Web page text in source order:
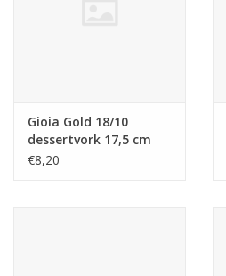
Gioia Gold 18/10
dessertvork 17,5 cm
€8,20